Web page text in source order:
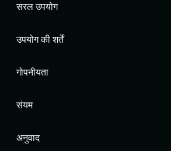
सरल उपयोग
उपयोग की शर्तें
गोपनीयता
संयम
अनुवाद